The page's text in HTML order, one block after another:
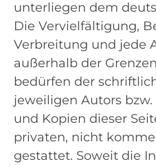
unterliegen dem
Die Vervielfältigung,
Verbreitung und jede
außerhalb der
bedürfen der
jeweiligen Autors
und Kopien dieser
privaten, nicht
gestattet. Soweit die